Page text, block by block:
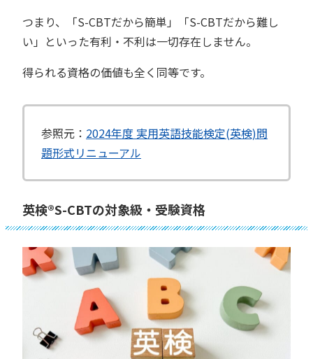
つまり、「S-CBTだから簡単」「S-CBTだから難し
い」といった有利・不利は一切存在しません。
得られる資格の価値も全く同等です。
参照元： 2024年度 実用英語技能検定(英検)問
題形式リニューアル
英検®︎S-CBTの対象級・受験資格